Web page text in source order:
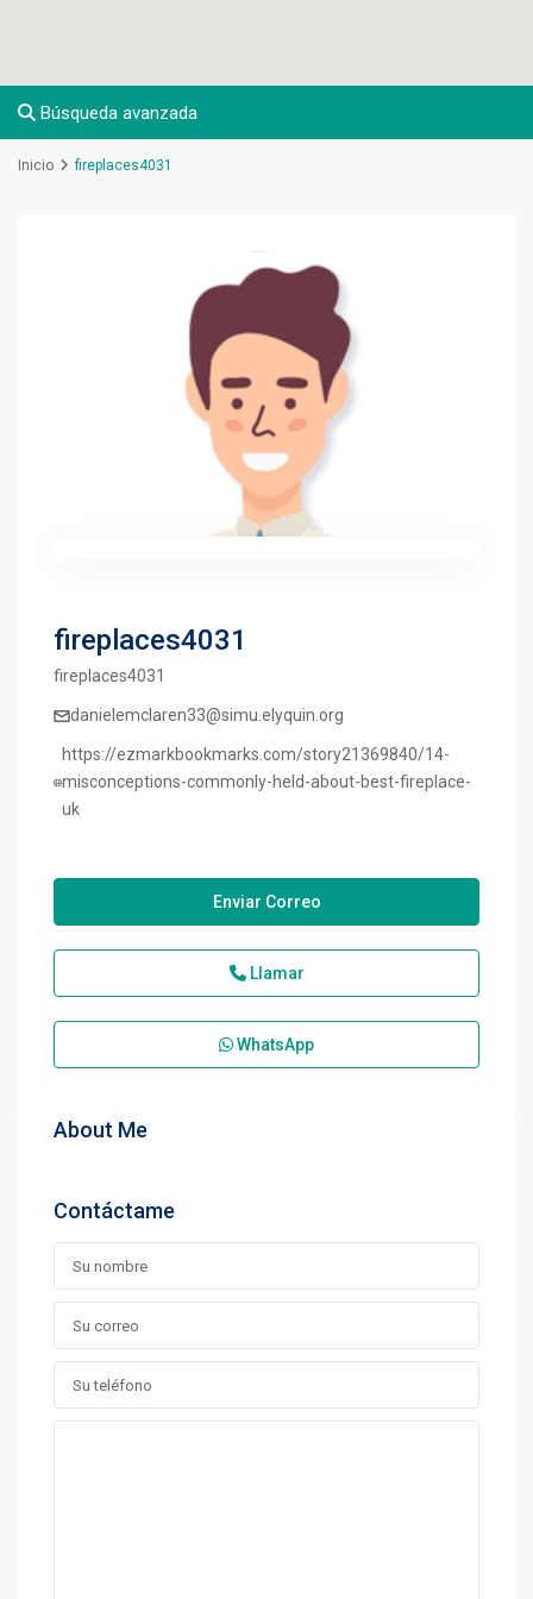
Búsqueda avanzada
Inicio fireplaces4031
fireplaces4031
fireplaces4031
danielemclaren33@simu.elyquin.org
https://ezmarkbookmarks.com/story21369840/14-
misconceptions-commonly-held-about-best-fireplace-
uk
Enviar Correo
Llamar
WhatsApp
About Me
Contáctame